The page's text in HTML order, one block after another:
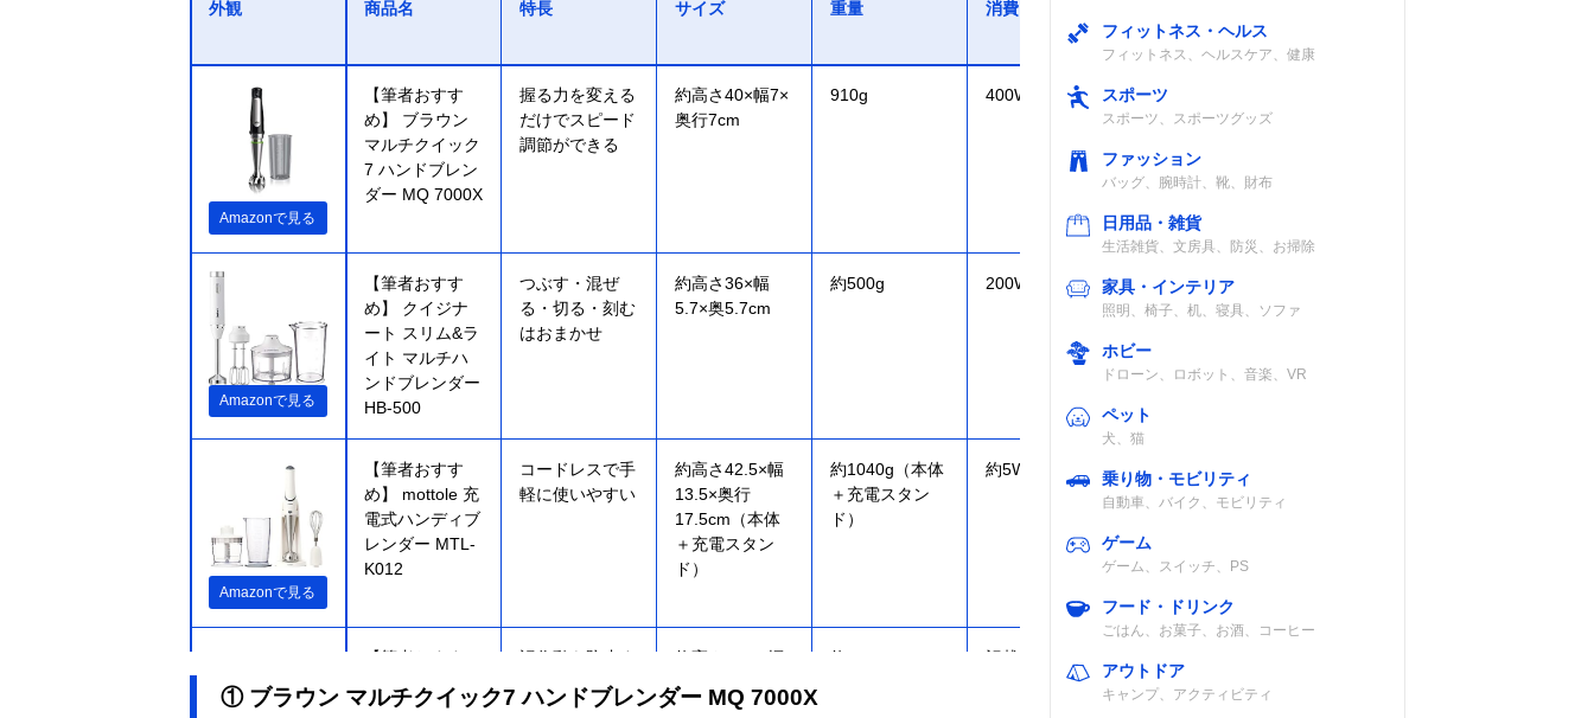
外観 商品名 特長 サイズ 重量 消費電力
チメント
Amazonで見る
【筆者おすす
め】 ブラウン
マルチクイック
7 ハンドブレン
ダー MQ 7000X
握る力を変える
だけでスピード
調節ができる
約高さ40×幅7×
奥行7cm
910g 400W 無
Amazonで見る
【筆者おすす
め】 クイジナ
ート スリム&ラ
イト マルチハ
ンドブレンダー
HB-500
つぶす・混ぜ
る・切る・刻む
はおまかせ
約高さ36×幅
5.7×奥5.7cm
約500g 200W
チョッパー・ビ
ーター
Amazonで見る
【筆者おすす
め】 mottole 充
電式ハンディブ
レンダー MTL-
K012
コードレスで手
軽に使いやすい
約高さ42.5×幅
13.5×奥行
17.5cm（本体
＋充電スタン
ド）
約1040g（本体
＋充電スタン
ド）
約5W
チョッパー・ホ
イッパー
【筆者おすす
ート コードレ
誤作動を防止す
るダブルロック
構造
約高さ41.5×幅
5.5×奥行6cm
約620g 記載未確認
① ブラウン マルチクイック7 ハンドブレンダー MQ 7000X
フィットネス・ヘルス
フィットネス、ヘルスケア、健康
スポーツ
スポーツ、スポーツグッズ
ファッション
バッグ、腕時計、靴、財布
日用品・雑貨
生活雑貨、文房具、防災、お掃除
家具・インテリア
照明、椅子、机、寝具、ソファ
ホビー
ドローン、ロボット、音楽、VR
ペット
犬、猫
乗り物・モビリティ
自動車、バイク、モビリティ
ゲーム
ゲーム、スイッチ、PS
フード・ドリンク
ごはん、お菓子、お酒、コーヒー
アウトドア
キャンプ、アクティビティ